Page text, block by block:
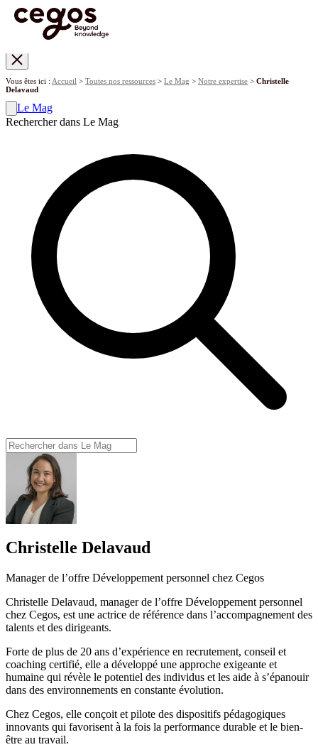
Vous êtes ici : Accueil > Toutes nos ressources > Le Mag > Notre expertise > Christelle
Delavaud
Le Mag
Rechercher dans Le Mag
Christelle Delavaud
Manager de l’offre Développement personnel chez Cegos
Christelle Delavaud, manager de l’offre Développement personnel
chez Cegos, est une actrice de référence dans l’accompagnement des
talents et des dirigeants.
Forte de plus de 20 ans d’expérience en recrutement, conseil et
coaching certifié, elle a développé une approche exigeante et
humaine qui révèle le potentiel des individus et les aide à s’épanouir
dans des environnements en constante évolution.
Chez Cegos, elle conçoit et pilote des dispositifs pédagogiques
innovants qui favorisent à la fois la performance durable et le bien-
être au travail.